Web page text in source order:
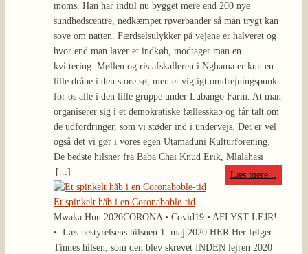
moms. Han har indtil nu bygget mere end 200 nye
sundhedscentre, nedkæmpet røverbander så man trygt kan
sove om natten. Færdselsulykker på vejene er halveret og
hvor end man laver et indkøb, modtager man en
kvittering. Møllen og ris afskalleren i Nghama er kun en
lille dråbe i den store sø, men et vigtigt omdrejningspunkt
for os alle i den lille gruppe under Lubango Farm. At man
organiserer sig i et demokratiske fællesskab og får talt om
de udfordringer, som vi støder ind i undervejs. Det er vel
også det vi gør i vores egen Utamaduni Kulturforening.
De bedste hilsner fra Baba Chai Knud Erik, Mlalahasi
[...]
Læs mere...
Et spinkelt håb i en Coronaboble-tid
Mwaka Huu 2020CORONA • Covid19 • AFLYST LEJR!
• Læs bestyrelsens hilsnen 1. maj 2020 HER Her følger
Tinnes hilsen, som den blev skrevet INDEN lejren 2020